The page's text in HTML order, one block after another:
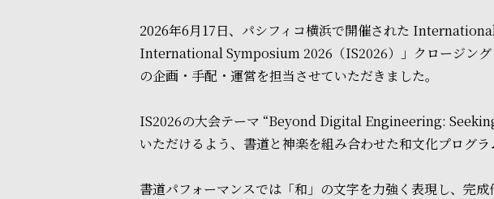
2026年6月17日、パシフィコ横浜で開催された
International Symposium 2026（IS2026）」クロージング
の企画・手配・運営を担当させていただきました。
IS2026の大会テーマ “Beyond Digital Engineering:
いただけるよう、書道と神楽を組み合わせた和文化プログラ
書道パフォーマンスでは「和」の文字を力強く表現し、完